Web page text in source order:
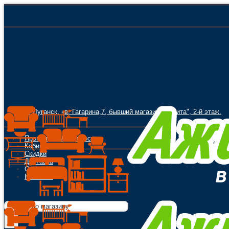
г. Луганск, кв. Гагарина,7, бывший магазин "Орбита", 2-й этаж.
Программа Лояльности
Кабинет
Скидки
Доставка
Оплата
Контакты